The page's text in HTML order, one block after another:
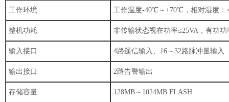
工作环境 工作温度-40℃～+70℃，相对湿度：
整机功耗 非传输状态视在功率≤25VA，有功功
输入接口 4路遥信输入、16～32路脉冲量输入
输出接口 2路告警输出
存储容量 128MB～1024MB FLASH